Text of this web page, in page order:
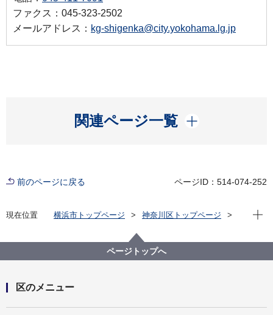
ファクス：045-323-2502
メールアドレス： kg-shigenka@city.yokohama.lg.jp
関連ページ一覧
開く
前のページに戻る ページID：514-074-252
現在位置 横浜市トップページ
神奈川区トップページ
わが町かながわマナー違反一掃作戦
第19回わが町かながわマナー違反一掃作戦を開催しま
現在
ページトップへ
区のメニュー